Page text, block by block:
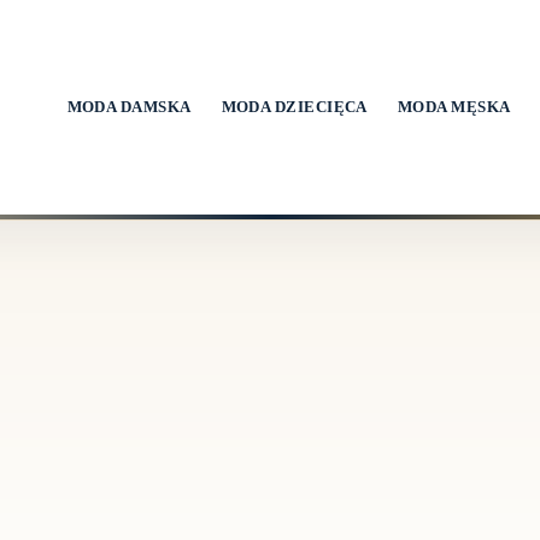
MODA DAMSKA MODA DZIECIĘCA MODA MĘSKA